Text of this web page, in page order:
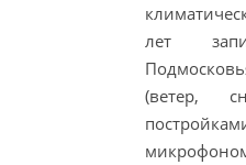
лет
(ветер,